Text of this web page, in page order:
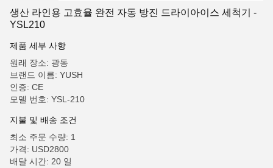
생산 라인용 고효율 완전 자동 방진 드라이아이스 세척기 -
YSL210
제품 세부 사항
원래 장소: 광동
브랜드 이름: YUSH
인증: CE
모델 번호: YSL-210
지불 및 배송 조건
최소 주문 수량: 1
가격: USD2800
배달 시간: 20 일